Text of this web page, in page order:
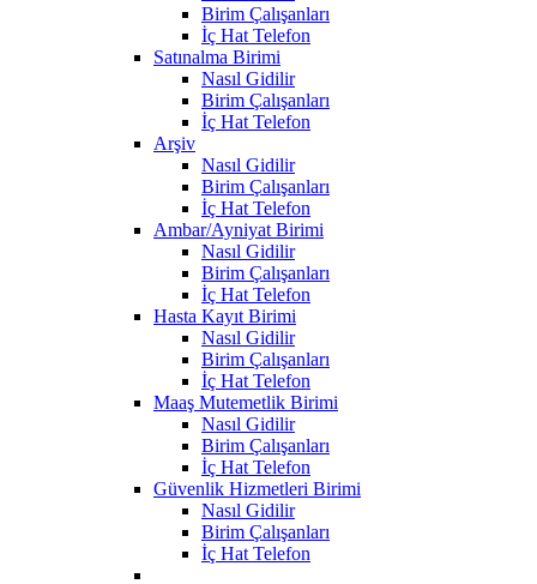
Birim Çalışanları
İç Hat Telefon
Satınalma Birimi
Nasıl Gidilir
Birim Çalışanları
İç Hat Telefon
Arşiv
Nasıl Gidilir
Birim Çalışanları
İç Hat Telefon
Ambar/Ayniyat Birimi
Nasıl Gidilir
Birim Çalışanları
İç Hat Telefon
Hasta Kayıt Birimi
Nasıl Gidilir
Birim Çalışanları
İç Hat Telefon
Maaş Mutemetlik Birimi
Nasıl Gidilir
Birim Çalışanları
İç Hat Telefon
Güvenlik Hizmetleri Birimi
Nasıl Gidilir
Birim Çalışanları
İç Hat Telefon